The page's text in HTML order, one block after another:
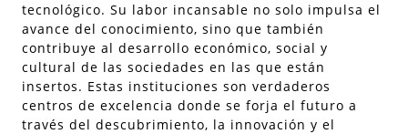
tecnológico. Su labor incansable no solo impulsa el
avance del conocimiento, sino que también
contribuye al desarrollo económico, social y
cultural de las sociedades en las que están
insertos. Estas instituciones son verdaderos
centros de excelencia donde se forja el futuro a
través del descubrimiento, la innovación y el